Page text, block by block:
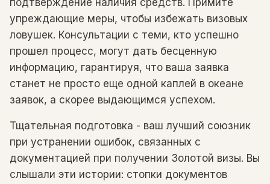
подтверждение наличия средств. Примите
упреждающие меры, чтобы избежать визовых
ловушек. Консультации с теми, кто успешно
прошел процесс, могут дать бесценную
информацию, гарантируя, что ваша заявка
станет не просто еще одной каплей в океане
заявок, а скорее выдающимся успехом.
Тщательная подготовка - ваш лучший союзник
при устранении ошибок, связанных с
документацией при получении Золотой визы. Вы
слышали эти истории: стопки документов